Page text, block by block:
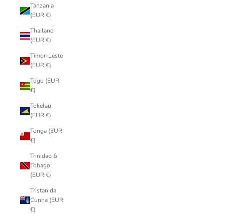
Tanzania
(EUR €)
Thailand
(EUR €)
Timor-Leste
(EUR €)
Togo (EUR
€)
Tokelau
(EUR €)
Tonga (EUR
€)
Trinidad &
Tobago
(EUR €)
Tristan da
Cunha (EUR
€)